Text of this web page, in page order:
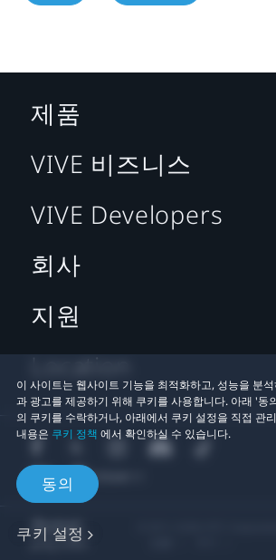
이 사이트는 웹사이트 기능을 최적화하고, 성능을 분
과 광고를 제공하기 위해 쿠키를 사용합니다. 아래 '동
의 쿠키를 수락하거나, 아래에서 쿠키 설정을 직접 관
내용은 쿠키 정책 에서 확인하실 수 있습니다.
동의
쿠키 설정
제품
VIVE 비즈니스
VIVE Developers
회사
지원
Location